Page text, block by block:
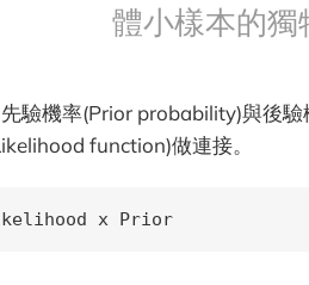
體小樣本的獨
驗機率(Prior probability)與後
function)做連接。
x Prior